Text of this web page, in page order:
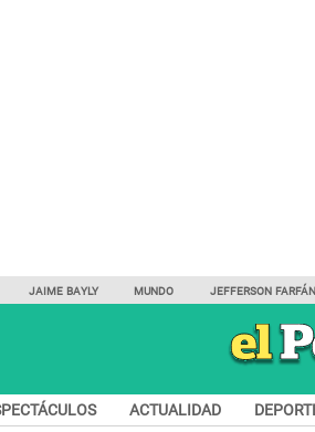
JAIME BAYLY MUNDO JEFFERSON FARFÁN
ACTUALIDAD